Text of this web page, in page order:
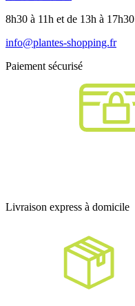
8h30 à 11h et de 13h à 17h30
info@plantes-shopping.fr
Paiement sécurisé
Livraison express à domicile